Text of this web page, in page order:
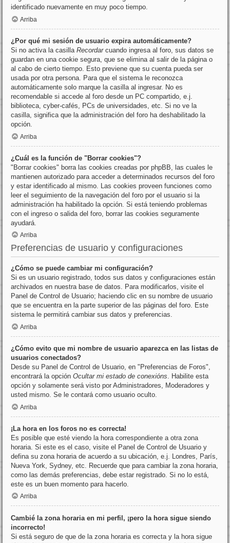
identificado nuevamente en muy poco tiempo.
Arriba
¿Por qué mi sesión de usuario expira automáticamente?
Si no activa la casilla Recordarcuando ingresa al foro, sus datos se
guardan en una cookie segura, que se elimina al salir de la página o
al cabo de cierto tiempo. Esto previene que su cuenta pueda ser
usada por otra persona. Para que el sistema le reconozca
automáticamente solo marque la casilla al ingresar. No es
recomendable si accede al foro desde un PC compartido, e.j.
biblioteca, cyber-cafés, PCs de universidades, etc. Si no ve la
casilla, significa que la administración del foro ha deshabilitado la
opción.
Arriba
¿Cuál es la función de "Borrar cookies"?
"Borrar cookies" borra las cookies creadas por phpBB, las cuales le
mantienen autorizado para acceder a determinados recursos del foro
y estar identificado al mismo. Las cookies proveen funciones como
leer el seguimiento de la navegación del foro por el usuario si la
administración ha habilitado la opción. Si está teniendo problemas
con el ingreso o salida del foro, borrar las cookies seguramente
ayudará.
Arriba
Preferencias de usuario y configuraciones
¿Cómo se puede cambiar mi configuración?
Si es un usuario registrado, todos sus datos y configuraciones están
archivados en nuestra base de datos. Para modificarlos, visite el
Panel de Control de Usuario; haciendo clic en su nombre de usuario
que se encuentra en la parte superior de las páginas del foro. Este
sistema le permitirá cambiar sus datos y preferencias.
Arriba
¿Cómo evito que mi nombre de usuario aparezca en las listas de
usuarios conectados?
Desde su Panel de Control de Usuario, en "Preferencias de Foros",
encontrará la opción Ocultar mi estado de conexións . Habilite esta
opción y solamente será visto por Administradores, Moderadores y
usted mismo. Se le contará como usuario oculto.
Arriba
¡La hora en los foros no es correcta!
Es posible que esté viendo la hora correspondiente a otra zona
horaria. Si este es el caso, visite el Panel de Control de Usuario y
defina su zona horaria de acuerdo a su ubicación, e.j. Londres, París,
Nueva York, Sydney, etc. Recuerde que para cambiar la zona horaria,
como las demás preferencias, debe estar registrado. Si no lo está,
este es un buen momento para hacerlo.
Arriba
Cambié la zona horaria en mi perfil, ¡pero la hora sigue siendo
incorrecto!
Si está seguro de que de la zona horaria es correcta y la hora sigue